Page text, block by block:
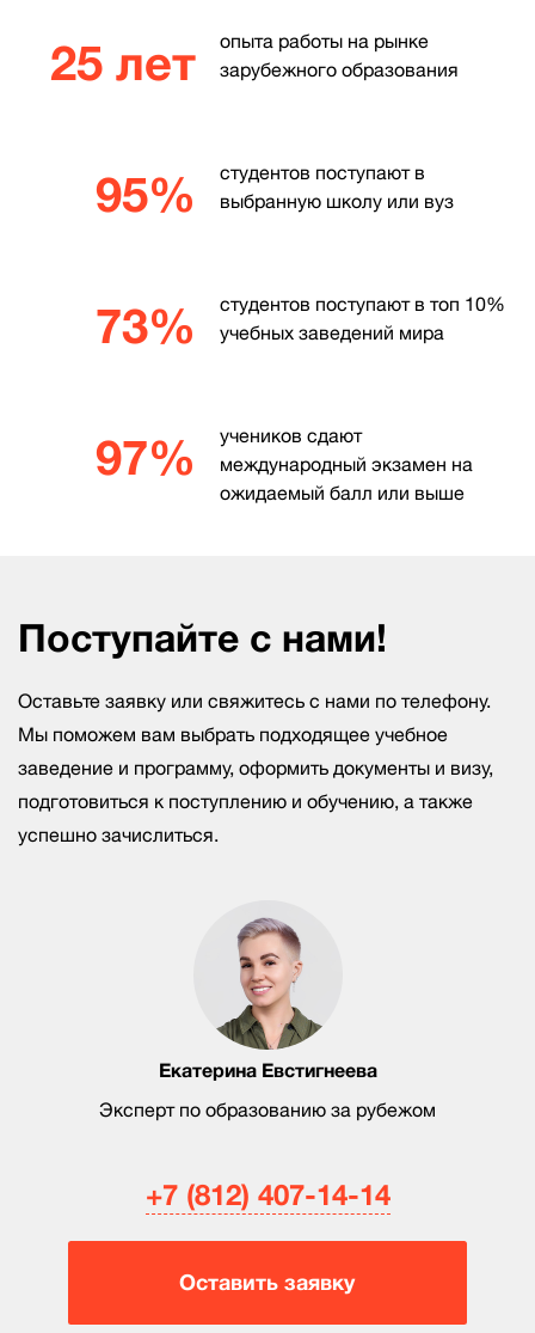
25 лет
опыта работы на рынке
зарубежного образования
95%
студентов поступают в
выбранную школу или вуз
73%
студентов поступают в топ 10%
учебных заведений мира
97%
учеников сдают
международный экзамен на
ожидаемый балл или выше
Поступайте с нами!
Екатерина Евстигнеева
Эксперт по образованию за рубежом
Оставьте заявку или свяжитесь с нами по телефону.
Мы поможем вам выбрать подходящее учебное
заведение и программу, оформить документы и визу,
подготовиться к поступлению и обучению, а также
успешно зачислиться.
+7 (812) 407-14-14
Оставить заявку